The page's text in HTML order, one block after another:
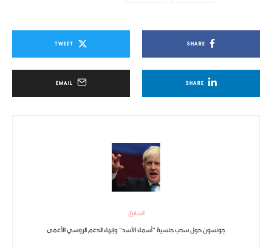
SHARE
TWEET
SHARE
EMAIL
السابق
جونسون حول سحب جنسية “أسماء الأسد” وإنهاء الدعم الروسي الأعمى